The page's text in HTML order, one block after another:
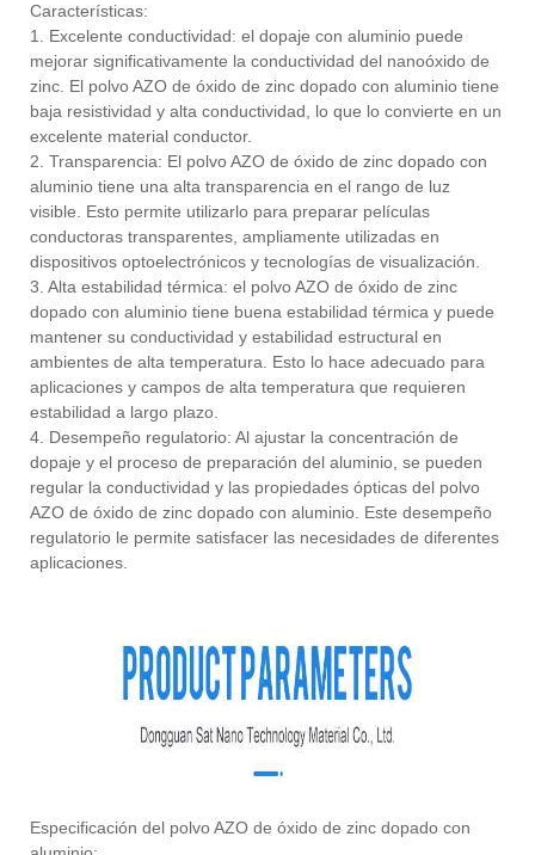
Características:
1. Excelente conductividad: el dopaje con aluminio puede
mejorar significativamente la conductividad del nanoóxido de
zinc. El polvo AZO de óxido de zinc dopado con aluminio tiene
baja resistividad y alta conductividad, lo que lo convierte en un
excelente material conductor.
2. Transparencia: El polvo AZO de óxido de zinc dopado con
aluminio tiene una alta transparencia en el rango de luz
visible. Esto permite utilizarlo para preparar películas
conductoras transparentes, ampliamente utilizadas en
dispositivos optoelectrónicos y tecnologías de visualización.
3. Alta estabilidad térmica: el polvo AZO de óxido de zinc
dopado con aluminio tiene buena estabilidad térmica y puede
mantener su conductividad y estabilidad estructural en
ambientes de alta temperatura. Esto lo hace adecuado para
aplicaciones y campos de alta temperatura que requieren
estabilidad a largo plazo.
4. Desempeño regulatorio: Al ajustar la concentración de
dopaje y el proceso de preparación del aluminio, se pueden
regular la conductividad y las propiedades ópticas del polvo
AZO de óxido de zinc dopado con aluminio. Este desempeño
regulatorio le permite satisfacer las necesidades de diferentes
aplicaciones.
Especificación del polvo AZO de óxido de zinc dopado con